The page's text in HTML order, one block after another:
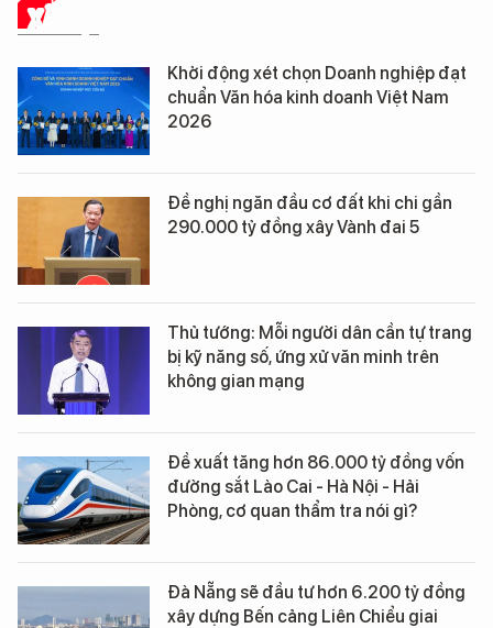
XÃ HỘI
Khởi động xét chọn Doanh nghiệp đạt
chuẩn Văn hóa kinh doanh Việt Nam
2026
Đề nghị ngăn đầu cơ đất khi chi gần
290.000 tỷ đồng xây Vành đai 5
Thủ tướng: Mỗi người dân cần tự trang
bị kỹ năng số, ứng xử văn minh trên
không gian mạng
Đề xuất tăng hơn 86.000 tỷ đồng vốn
đường sắt Lào Cai - Hà Nội - Hải
Phòng, cơ quan thẩm tra nói gì?
Đà Nẵng sẽ đầu tư hơn 6.200 tỷ đồng
xây dựng Bến cảng Liên Chiểu giai